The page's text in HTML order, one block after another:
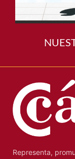
Representa,